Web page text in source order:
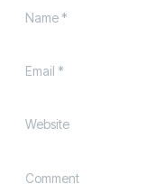
Name
Email
Website
Comment